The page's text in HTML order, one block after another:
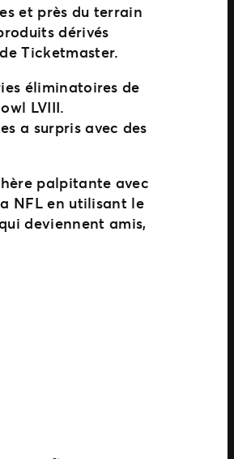
et près du terrain
dérivés
Ticketmaster.
éliminatoires de
LVIII.
a surpris avec des
palpitante avec
NFL en utilisant le
deviennent amis,